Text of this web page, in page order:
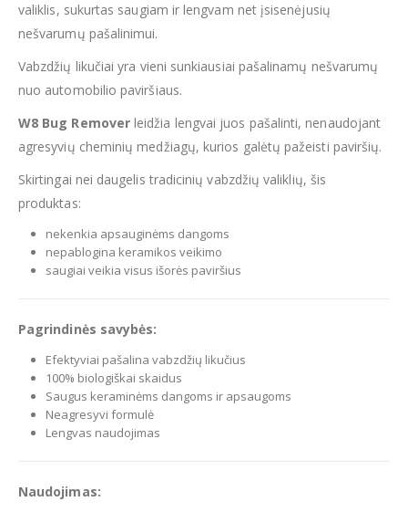
valiklis, sukurtas saugiam ir lengvam net įsisenėjusių
nešvarumų pašalinimui.
Vabzdžių likučiai yra vieni sunkiausiai pašalinamų nešvarumų
nuo automobilio paviršiaus.
W8 Bug Removerleidžia lengvai juos pašalinti, nenaudojant
agresyvių cheminių medžiagų, kurios galėtų pažeisti paviršių.
Skirtingai nei daugelis tradicinių vabzdžių valiklių, šis
produktas:
nekenkia apsauginėms dangoms
nepablogina keramikos veikimo
saugiai veikia visus išorės paviršius
Pagrindinės savybės:
Efektyviai pašalina vabzdžių likučius
100% biologiškai skaidus
Saugus keraminėms dangoms ir apsaugoms
Neagresyvi formulė
Lengvas naudojimas
Naudojimas: